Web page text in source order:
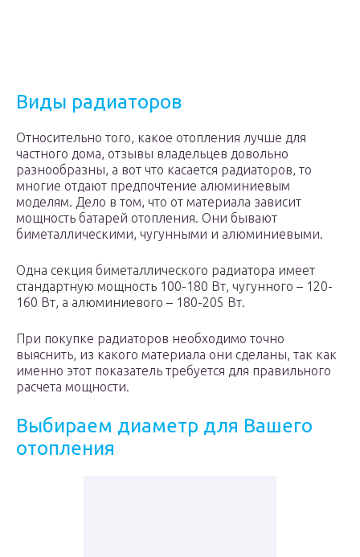
Виды радиаторов
Относительно того, какое отопления лучше для
частного дома, отзывы владельцев довольно
разнообразны, а вот что касается радиаторов, то
многие отдают предпочтение алюминиевым
моделям. Дело в том, что от материала зависит
мощность батарей отопления. Они бывают
биметаллическими, чугунными и алюминиевыми.
Одна секция биметаллического радиатора имеет
стандартную мощность 100-180 Вт, чугунного – 120-
160 Вт, а алюминиевого – 180-205 Вт.
При покупке радиаторов необходимо точно
выяснить, из какого материала они сделаны, так как
именно этот показатель требуется для правильного
расчета мощности.
Выбираем диаметр для Вашего
отопления